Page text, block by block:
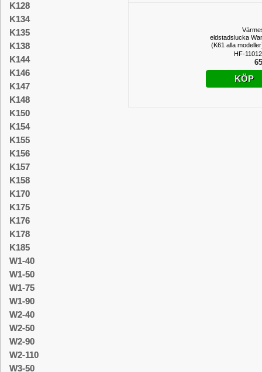
K128
K134
K135
K138
K144
K146
K147
K148
K150
K154
K155
K156
K157
K158
K170
K175
K176
K178
K185
W1-40
W1-50
W1-75
W1-90
W2-40
W2-50
W2-90
W2-110
W3-50
eldstadslucka
(K61 alla
HF-
KÖP